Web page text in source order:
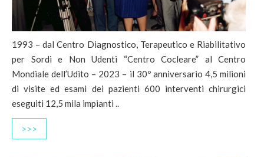
1993 – dal Centro Diagnostico, Terapeutico e Riabilitativo
per Sordi e Non Udenti “Centro Cocleare” al Centro
Mondiale dell’Udito – 2023 – il 30º anniversario 4,5 milioni
di visite ed esami dei pazienti 600 interventi chirurgici
eseguiti 12,5 mila impianti ..
>>>